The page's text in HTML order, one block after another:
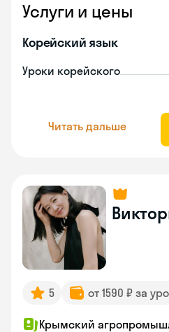
Услуги и цены
Корейский язык
Уроки корейского
Читать дальше
5 от 1590 ₽ за
Крымский